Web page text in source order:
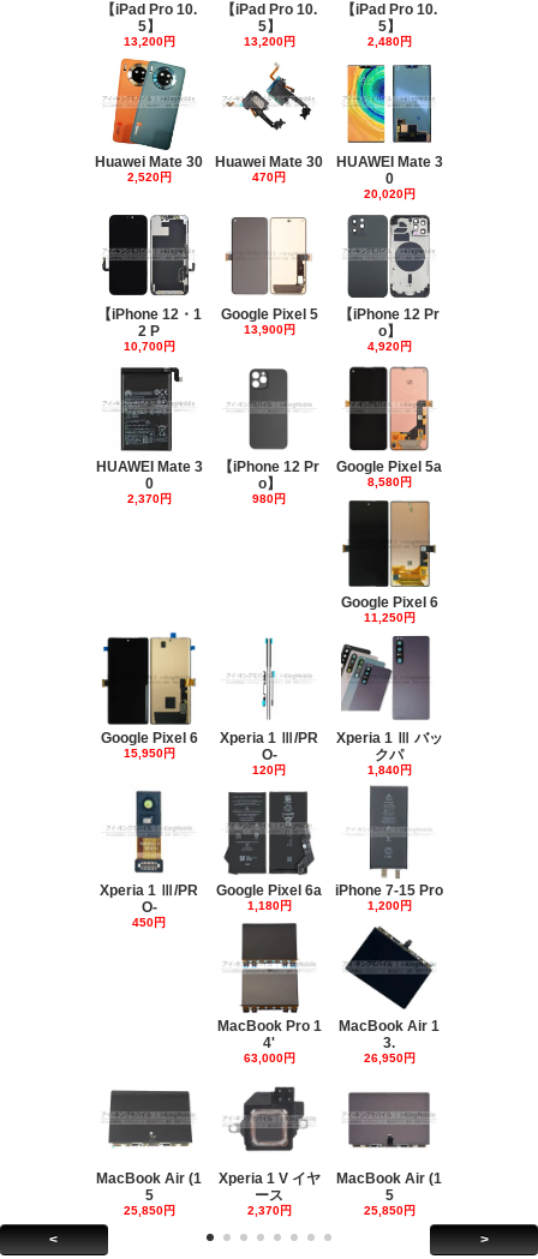
【iPad Pro 10.
5】
13,200円
【iPad Pro 10.
5】
13,200円
【iPad Pro 10.
5】
2,480円
Huawei Mate 30
2,520円
Huawei Mate 30
470円
HUAWEI Mate 3
0
20,020円
【iPhone 12・1
2 P
10,700円
Google Pixel 5
13,900円
【iPhone 12 Pr
o】
4,920円
HUAWEI Mate 3
0
2,370円
【iPhone 12 Pr
o】
980円
Google Pixel 5a
8,580円
Google Pixel 6
11,250円
Google Pixel 6
15,950円
Xperia 1 Ⅲ/PR
O-
120円
Xperia 1 Ⅲ バッ
クパ
1,840円
Xperia 1 Ⅲ/PR
O-
450円
Google Pixel 6a
1,180円
iPhone 7-15 Pro
1,200円
MacBook Pro 1
4'
63,000円
MacBook Air 1
3.
26,950円
MacBook Air (1
5
25,850円
Xperia 1 V イヤ
ース
2,370円
MacBook Air (1
5
25,850円
< >